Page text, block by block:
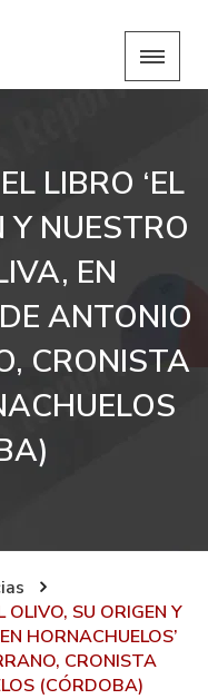
LIBRO ‘EL
Y NUESTRO
EN
ANTONIO
CRONISTA
OLIVO, SU ORIGEN Y
HORNACHUELOS’
CRONISTA
(CÓRDOBA)